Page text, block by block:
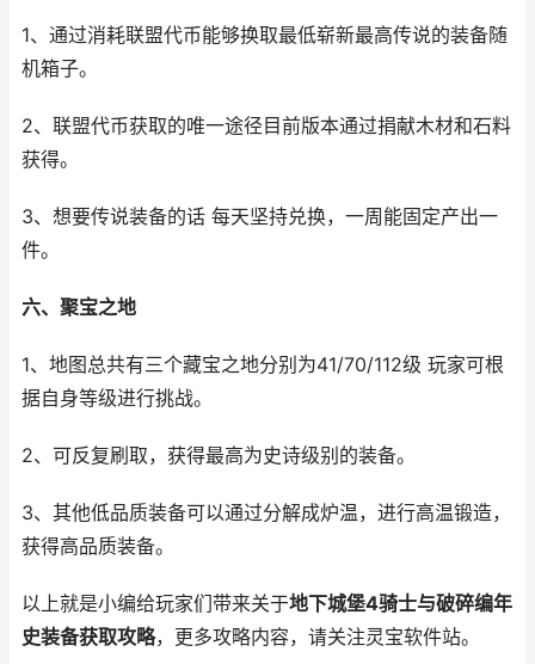
1、通过消耗联盟代币能够换取最低崭新最高传说的装备随
机箱子。
2、联盟代币获取的唯一途径目前版本通过捐献木材和石料
获得。
3、想要传说装备的话 每天坚持兑换，一周能固定产出一
件。
六、聚宝之地
1、地图总共有三个藏宝之地分别为41/70/112级 玩家可根
据自身等级进行挑战。
2、可反复刷取，获得最高为史诗级别的装备。
3、其他低品质装备可以通过分解成炉温，进行高温锻造，
获得高品质装备。
以上就是小编给玩家们带来关于地下城堡4骑士与破碎编年
史装备获取攻略，更多攻略内容，请关注灵宝软件站。